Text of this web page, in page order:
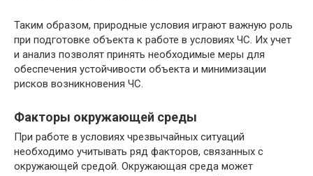
Таким образом, природные условия играют важную роль
при подготовке объекта к работе в условиях ЧС. Их учет
и анализ позволят принять необходимые меры для
обеспечения устойчивости объекта и минимизации
рисков возникновения ЧС.
Факторы окружающей среды
При работе в условиях чрезвычайных ситуаций
необходимо учитывать ряд факторов, связанных с
окружающей средой. Окружающая среда может